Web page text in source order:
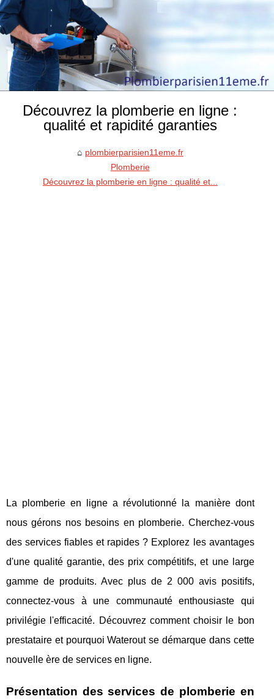
Découvrez la plomberie en ligne :
qualité et rapidité garanties
plombierparisien11eme.fr
Plomberie
Découvrez la plomberie en ligne : qualité et...
La plomberie en ligne a révolutionné la manière dont
nous gérons nos besoins en plomberie. Cherchez-vous
des services fiables et rapides ? Explorez les avantages
d'une qualité garantie, des prix compétitifs, et une large
gamme de produits. Avec plus de 2 000 avis positifs,
connectez-vous à une communauté enthousiaste qui
privilégie l'efficacité. Découvrez comment choisir le bon
prestataire et pourquoi Waterout se démarque dans cette
nouvelle ère de services en ligne.
Présentation des services de plomberie en